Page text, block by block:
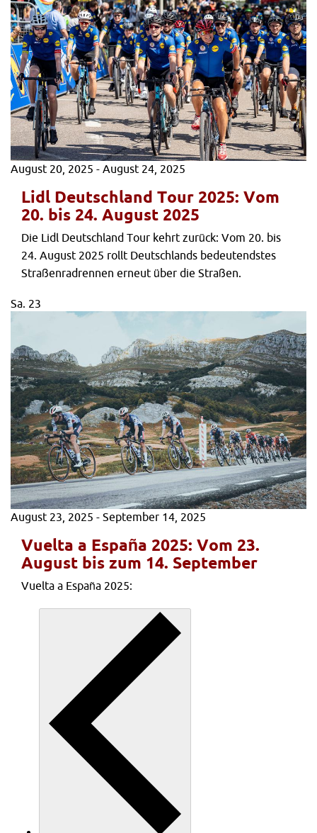
August 20, 2025 - August 24, 2025
Lidl Deutschland Tour 2025: Vom
20. bis 24. August 2025
Die Lidl Deutschland Tour kehrt zurück: Vom 20. bis
24. August 2025 rollt Deutschlands bedeutendstes
Straßenradrennen erneut über die Straßen.
Sa. 23
August 23, 2025 - September 14, 2025
Vuelta a España 2025: Vom 23.
August bis zum 14. September
Vuelta a España 2025: